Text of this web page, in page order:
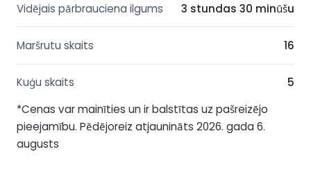
Vidējais pārbrauciena ilgums 3 stundas 30 minūšu
Maršrutu skaits 16
Kuģu skaits
5
*Cenas var mainīties un ir balstītas uz pašreizējo
pieejamību. Pēdējoreiz atjaunināts 2026. gada 6.
augusts